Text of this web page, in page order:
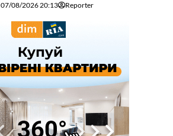
07/08/2026 20:13 Reporter